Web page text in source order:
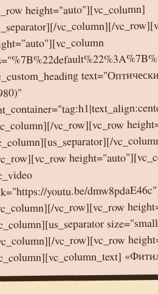
height="auto"][vc_column]
vc_column][/
vc_row][vc_row
youtu.be/
vc_row][vc_row
vc_row][vc_row